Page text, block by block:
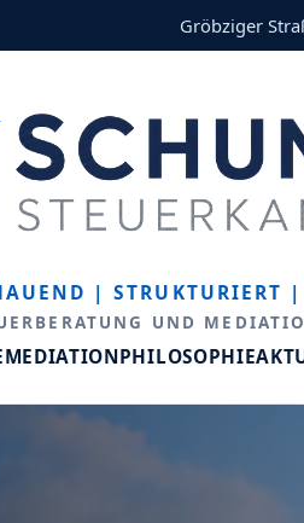
Gröbziger
| STRUKTURIERT |
UND
MEDIATIONPHILOSOPHIE